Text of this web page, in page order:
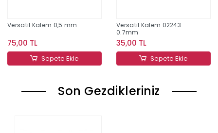
Versatil Kalem 0,5 mm
75,00 TL
Sepete Ekle
Versatil Kalem 02243
0.7mm
35,00 TL
Sepete Ekle
Son Gezdikleriniz